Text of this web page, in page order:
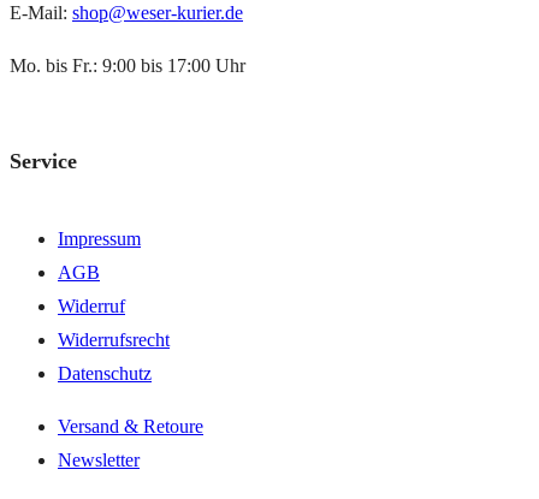
E-Mail: shop@weser-kurier.de
Mo. bis Fr.: 9:00 bis 17:00 Uhr
Service
Impressum
AGB
Widerruf
Widerrufsrecht
Datenschutz
Versand & Retoure
Newsletter